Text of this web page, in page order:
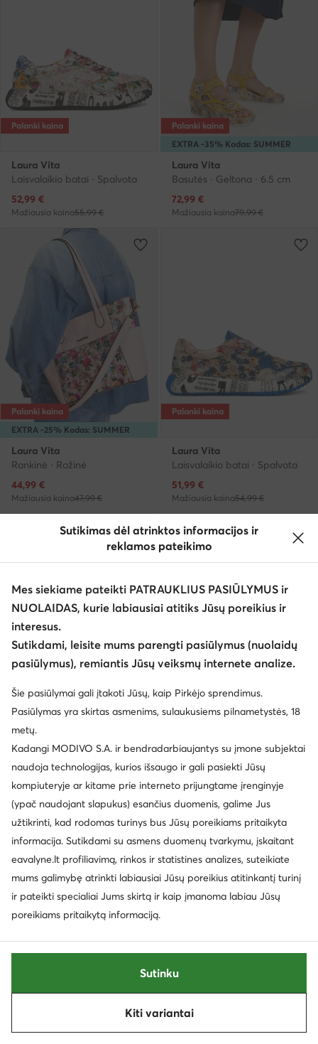
Palanki kaina
Laura Vita
Laisvalaikio batai · Spalvota
Dabartinė kaina
52,99 €
Mažiausia kaina55,99 €
EXTRA -35% Kodas: SUMMER
Palanki kaina
Laura Vita
Basutės · Geltona · 6.5 cm
Dabartinė kaina
72,99 €
Mažiausia kaina79,99 €
EXTRA -25% Kodas: SUMMER
Palanki kaina
Laura Vita
Rankinė · Rožinė
Dabartinė kaina
44,99 €
Mažiausia kaina47,99 €
Palanki kaina
Laura Vita
Laisvalaikio batai · Spalvota
Dabartinė kaina
51,99 €
Mažiausia kaina54,99 €
Palanki kaina
Laura Vita
Rankinė · Ruda
Dabartinė kaina
39,95€
Mažiausia kaina41,95 €
Palanki kaina
Rankinė · Ruda
Dabartinė kaina
37,99€
Mažiausia kaina39,99 €
Basutės · Žalia · 6 cm
Laura Vita
Laisvalaikio batai · Spalvota
Sutikimas dėl atrinktos informacijos ir
reklamos pateikimo
Mes siekiame pateikti PATRAUKLIUS PASIŪLYMUS ir
NUOLAIDAS, kurie labiausiai atitiks Jūsų poreikius ir
interesus.
Sutikdami, leisite mums parengti pasiūlymus (nuolaidų
pasiūlymus), remiantis Jūsų veiksmų internete analize.
Šie pasiūlymai gali įtakoti Jūsų, kaip Pirkėjo sprendimus.
Pasiūlymas yra skirtas asmenims, sulaukusiems pilnametystės, 18
metų.
Kadangi MODIVO S.A. ir bendradarbiaujantys su įmone subjektai
naudoja technologijas, kurios išsaugo ir gali pasiekti Jūsų
kompiuteryje ar kitame prie interneto prijungtame įrenginyje
(ypač naudojant slapukus) esančius duomenis, galime Jus
užtikrinti, kad rodomas turinys bus Jūsų poreikiams pritaikyta
informacija. Sutikdami su asmens duomenų tvarkymu, įskaitant
eavalyne.lt profiliavimą, rinkos ir statistines analizes, suteikiate
mums galimybę atrinkti labiausiai Jūsų poreikius atitinkantį turinį
ir pateikti specialiai Jums skirtą ir kaip įmanoma labiau Jūsų
poreikiams pritaikytą informaciją.
Kiti variantai
Sutinku